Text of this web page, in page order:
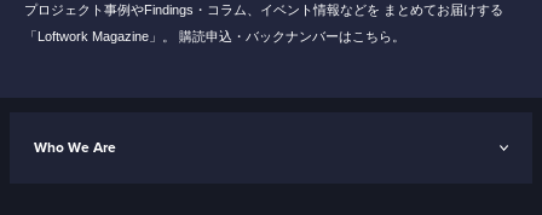
プロジェクト事例やFindings・コラム、イベント情報などを まとめてお届けする
「Loftwork Magazine」。
購読申込・バックナンバーはこちら。
Who We Are